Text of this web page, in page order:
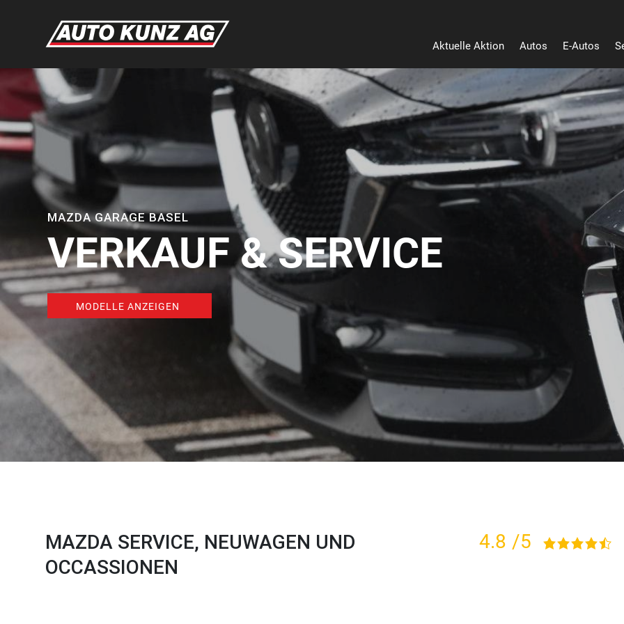
Aktuelle Aktion Autos E-Autos
MAZDA GARAGE BASEL
VERKAUF & SERVICE
MODELLE ANZEIGEN
MAZDA SERVICE, NEUWAGEN UND
OCCASSIONEN
4.8 /5 4,8 rating